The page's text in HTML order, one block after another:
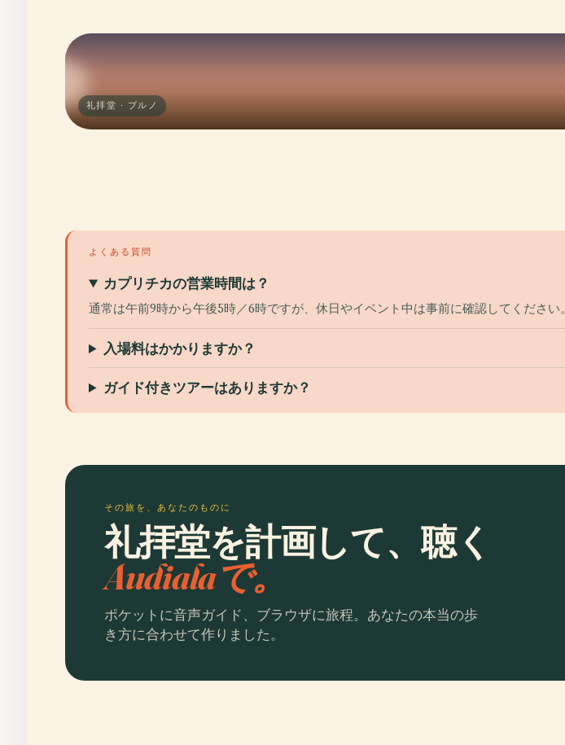
礼拝堂 · ブルノ
よくある質問
カプリチカの営業時間は？
通常は午前9時から午後5時／6時ですが、休日やイベント中は事前に確認してください。
入場料はかかりますか？
ガイド付きツアーはありますか？
その旅を、あなたのものに
礼拝堂を計画して、聴く
Audialaで。
ポケットに音声ガイド、ブラウザに旅程。あなたの本当の歩
き方に合わせて作りました。